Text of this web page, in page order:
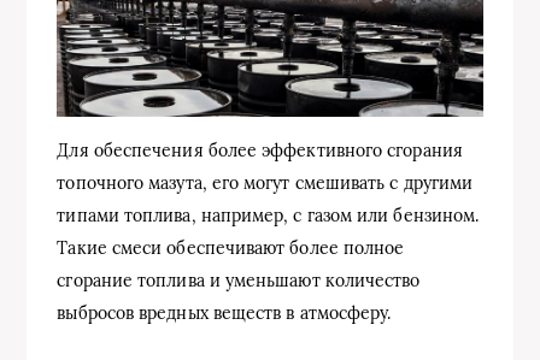
Для обеспечения более эффективного сгорания
топочного мазута, его могут смешивать с другими
типами топлива, например, с газом или бензином.
Такие смеси обеспечивают более полное
сгорание топлива и уменьшают количество
выбросов вредных веществ в атмосферу.